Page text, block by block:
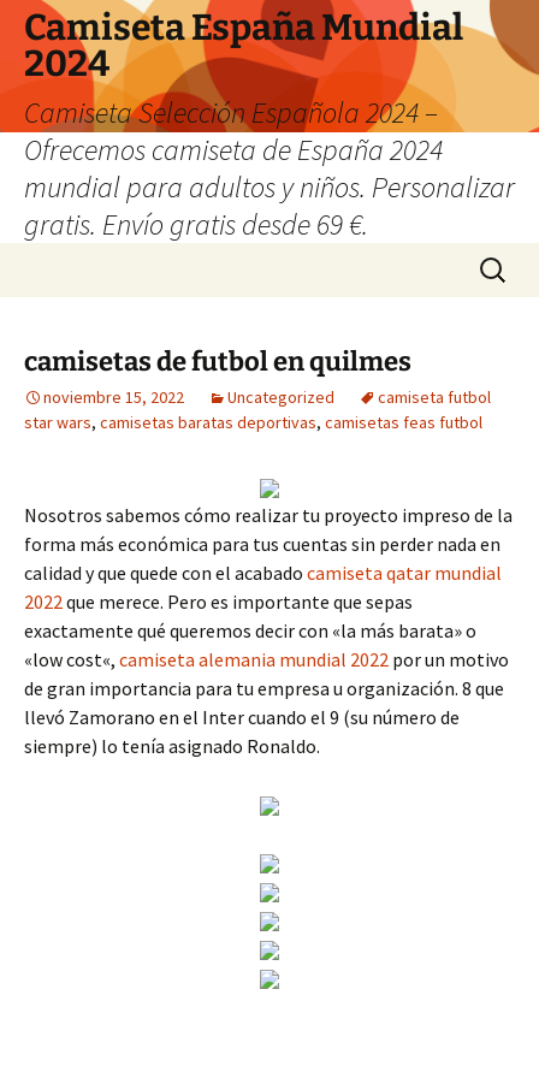
Camiseta España Mundial
2024
Camiseta Selección Española 2024 –
Ofrecemos camiseta de España 2024
mundial para adultos y niños. Personalizar
gratis. Envío gratis desde 69 €.
Buscar:
camisetas de futbol en quilmes
noviembre 15, 2022 Uncategorized
camiseta futbol
star wars, camisetas baratas deportivas, camisetas feas futbol
Nosotros sabemos cómo realizar tu proyecto impreso de la
forma más económica para tus cuentas sin perder nada en
calidad y que quede con el acabado camiseta qatar mundial
2022que merece. Pero es importante que sepas
exactamente qué queremos decir con «la más barata» o
«low cost«, camiseta alemania mundial 2022 por un motivo
de gran importancia para tu empresa u organización. 8 que
llevó Zamorano en el Inter cuando el 9 (su número de
siempre) lo tenía asignado Ronaldo.